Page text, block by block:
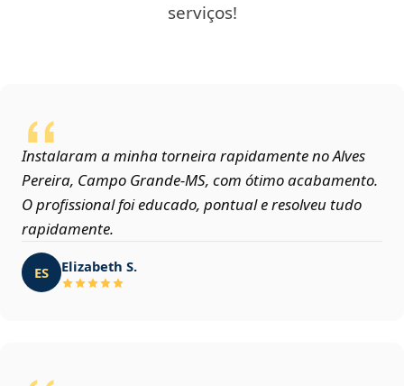
serviços!
Instalaram a minha torneira rapidamente no Alves
Pereira, Campo Grande‑MS, com ótimo acabamento.
O profissional foi educado, pontual e resolveu tudo
rapidamente.
ES Elizabeth S.